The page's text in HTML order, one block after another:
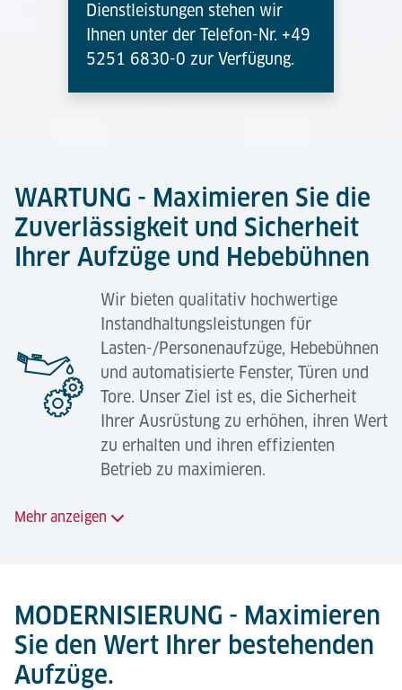
Dienstleistungen stehen wir
Ihnen unter der Telefon-Nr. +49
5251 6830-0 zur Verfügung.
WARTUNG - Maximieren Sie die
Zuverlässigkeit und Sicherheit
Ihrer Aufzüge und Hebebühnen
Wir bieten qualitativ hochwertige
Instandhaltungsleistungen für
Lasten-/Personenaufzüge, Hebebühnen
und automatisierte Fenster, Türen und
Tore. Unser Ziel ist es, die Sicherheit
Ihrer Ausrüstung zu erhöhen, ihren Wert
zu erhalten und ihren effizienten
Betrieb zu maximieren.
Mehr anzeigen
24-Std.-Bereitschaftsdienst;
Regelmäßige, geplante Wartungseinsätze zur
Minimierung von Betriebsausfällen;
MODERNISIERUNG - Maximieren
Sie den Wert Ihrer bestehenden
Aufzüge.